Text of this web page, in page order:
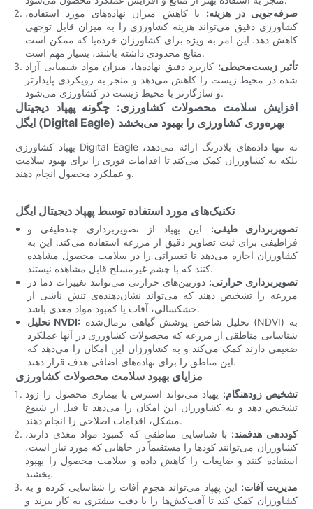
صرفه‌جویی در هزینه: با کاهش میزان نهاده‌های مورد استفاده،
کشاورزی دقیق می‌تواند هزینه کشاورزی را به میزان قابل توجهی
کاهش دهد. این امر به ویژه برای کشاورزان خرده‌پا که ممکن است
منابع محدودی داشته باشند، بسیار مهم است.
تأثیر زیست‌محیطی: کاربرد دقیق نهاده‌ها، میزان مواد شیمیایی آزاد
شده در محیط زیست را کاهش می‌دهد و منجر به رویکردی پایدارتر
و سازگارتر با محیط زیست در کشاورزی می‌شود.
افزایش سلامت محصولات کشاورزی: ​​چگونه پهپاد دیجیتال
ایگل (Digital Eagle) بهره‌وری کشاورزی را بهبود می‌بخشد
پهپاد کشاورزی Digital Eagle نه تنها داده‌های بلادرنگ ارائه می‌دهد،
بلکه به کشاورزان کمک می‌کند تا اقدامات فوری را برای بهبود سلامت
و عملکرد محصول انجام دهند.
تکنیک‌های مورد استفاده توسط پهپاد دیجیتال ایگل
تصویربرداری طیفی: این پهپاد از تصویربرداری چندطیفی و
فراطیفی برای ثبت تصاویر دقیق از مزرعه استفاده می‌کند. این به
کشاورزان اجازه می‌دهد تا تغییراتی را در سلامت محصول مشاهده
کنند که با چشم غیرمسلح قابل مشاهده نیستند.
تصویربرداری حرارتی: دوربین‌های حرارتی می‌توانند تغییرات دما در
مزرعه را تشخیص دهند که می‌تواند نشان‌دهنده‌ی تنش ناشی از
خشکسالی، آفات یا کمبود مواد مغذی باشد.
تحلیل NVDI:
شناسایی مناطقی از مزرعه که محصولات کشاورزی در آنها عملکرد
ضعیفی دارند کمک می‌کند و به کشاورزان این امکان را می‌دهد که
این مناطق را برای نهاده‌های اضافی هدف قرار دهند.
مزایای بهبود سلامت محصولات کشاورزی
تشخیص زودهنگام: پهپاد می‌تواند استرس یا بیماری محصول را زود
تشخیص دهد و به کشاورزان این امکان را می‌دهد تا قبل از شیوع
مشکل، اقدامات اصلاحی را انجام دهند.
کوددهی هدفمند: با شناسایی مناطقی که کمبود مواد مغذی دارند،
کشاورزان می‌توانند کودها را مستقیماً در جاهایی که مورد نیاز است،
استفاده کنند و ضایعات را کاهش داده و سلامت محصول را بهبود
بخشند.
مدیریت آفات: این پهپاد می‌تواند هجوم آفات را شناسایی کرده و به
کشاورزان کمک کند تا آفت‌کش‌ها را با دقت بیشتری به کار ببرند و